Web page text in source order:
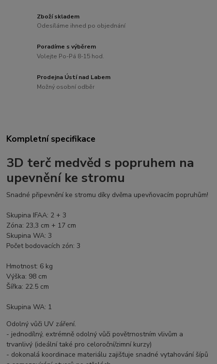
Zboží skladem
Odesíláme ihned po objednání
Poradíme s výběrem
Volejte Po-Pá 8-15 hod.
Prodejna Ústí nad Labem
Možný osobní odběr
Kompletní specifikace
3D terč medvěd s popruhem na
upevnění ke stromu
Snadné připevnění ke stromu díky dvěma upevňovacím popruhům!
Skupina IFAA: 2 + 3
Zóna: 23,3 cm + 17 cm
Skupina WA: 3
Počet bodovacích zón: 3
Hmotnost: 6 kg
Výška: 98 cm
Šířka: 22.5 cm
Skupina WA: 1
Odolný vůči UV záření.
- jednodílný, extrémně odolný vůči povětrnostním vlivům a
trvanlivý (ideální také pro celoroční/zimní kurzy)
- dokonalá koordinace materiálu zajišťuje snadné vytahování šípů